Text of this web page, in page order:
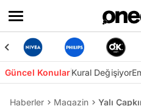
Güncel KonularKural Değişiyor
Haberler Magazin Yalı